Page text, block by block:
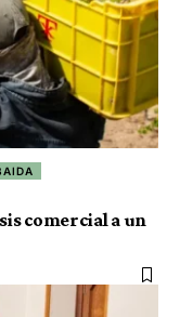
comercial a un